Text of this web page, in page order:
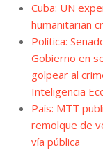
Cuba: UN
humanitarian
Política:
Gobierno en
golpear al
Inteligencia
País: MTT
remolque de
vía pública